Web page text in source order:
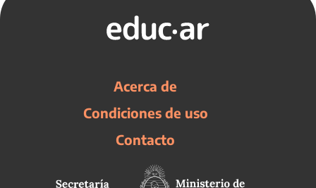
Acerca de
Condiciones de uso
Contacto